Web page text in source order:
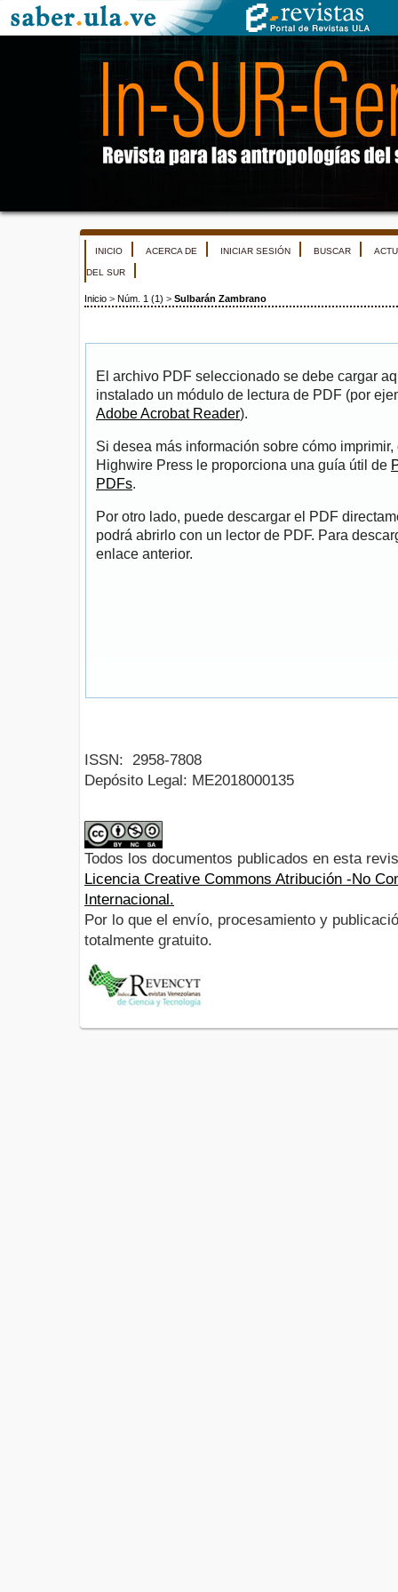
INICIO ACERCA DE INICIAR SESIÓN BUSCAR
DEL SUR
Inicio > Núm. 1 (1) > Sulbarán Zambrano
El archivo PDF seleccionado se debe cargar
instalado un módulo de lectura de PDF (por
Adobe Acrobat Reader).
Si desea más información sobre cómo
Highwire Press le proporciona una guía útil de
PDFs.
Por otro lado, puede descargar el PDF
podrá abrirlo con un lector de PDF. Para
enlace anterior.
ISSN: 2958-7808
Depósito Legal: ME2018000135
Todos los documentos publicados en esta
Licencia Creative Commons Atribución -No
Internacional.
Por lo que el envío, procesamiento y
totalmente gratuito.